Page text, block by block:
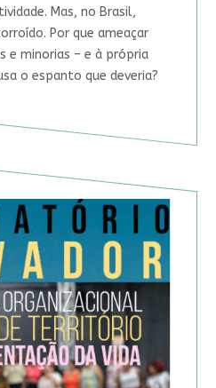
Mas, no Brasil,
Por que ameaçar
e minorias – e à própria
o espanto que deveria?